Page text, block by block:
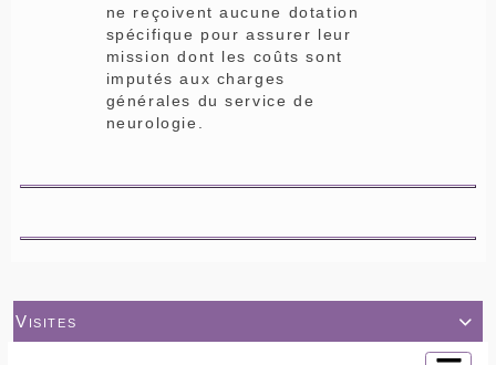
ne reçoivent aucune dotation
spécifique pour assurer leur
mission dont les coûts sont
imputés aux charges
générales du service de
neurologie.

Visites